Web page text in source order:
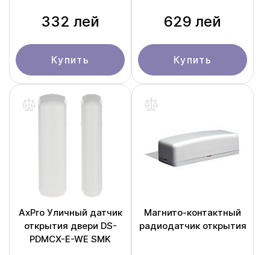
332 лей
Купить
629 лей
Купить
AxPro Уличный датчик
открытия двери DS-
PDMCX-E-WE SMK
Магнито-контактный
радиодатчик открытия